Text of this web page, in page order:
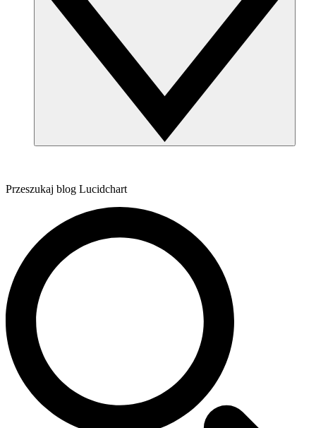
Przeszukaj blog Lucidchart